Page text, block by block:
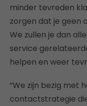
minder tevreden
zorgen dat je geen
We zullen je dan
service
helpen en weer
“We zijn bezig met
contactstrategie